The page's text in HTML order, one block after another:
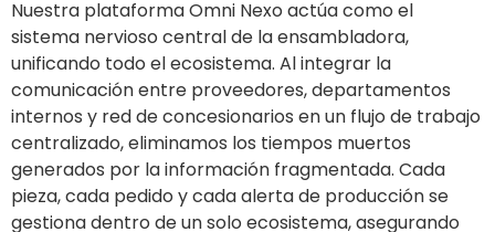
Nuestra plataforma Omni Nexo actúa como el
sistema nervioso central de la ensambladora,
unificando todo el ecosistema. Al integrar la
comunicación entre proveedores, departamentos
internos y red de concesionarios en un flujo de trabajo
centralizado, eliminamos los tiempos muertos
generados por la información fragmentada. Cada
pieza, cada pedido y cada alerta de producción se
gestiona dentro de un solo ecosistema, asegurando